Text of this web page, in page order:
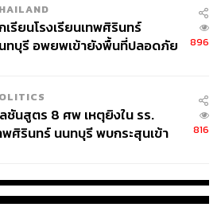
จริง
เรียนโรงเรียนเทพศิรินทร์
ทบุรี อพยพเข้ายังพื้นที่ปลอดภัย
896
ชันสูตร 8 ศพ เหตุยิงใน รร.
พศิรินทร์ นนทบุรี พบกระสุนเข้า
816